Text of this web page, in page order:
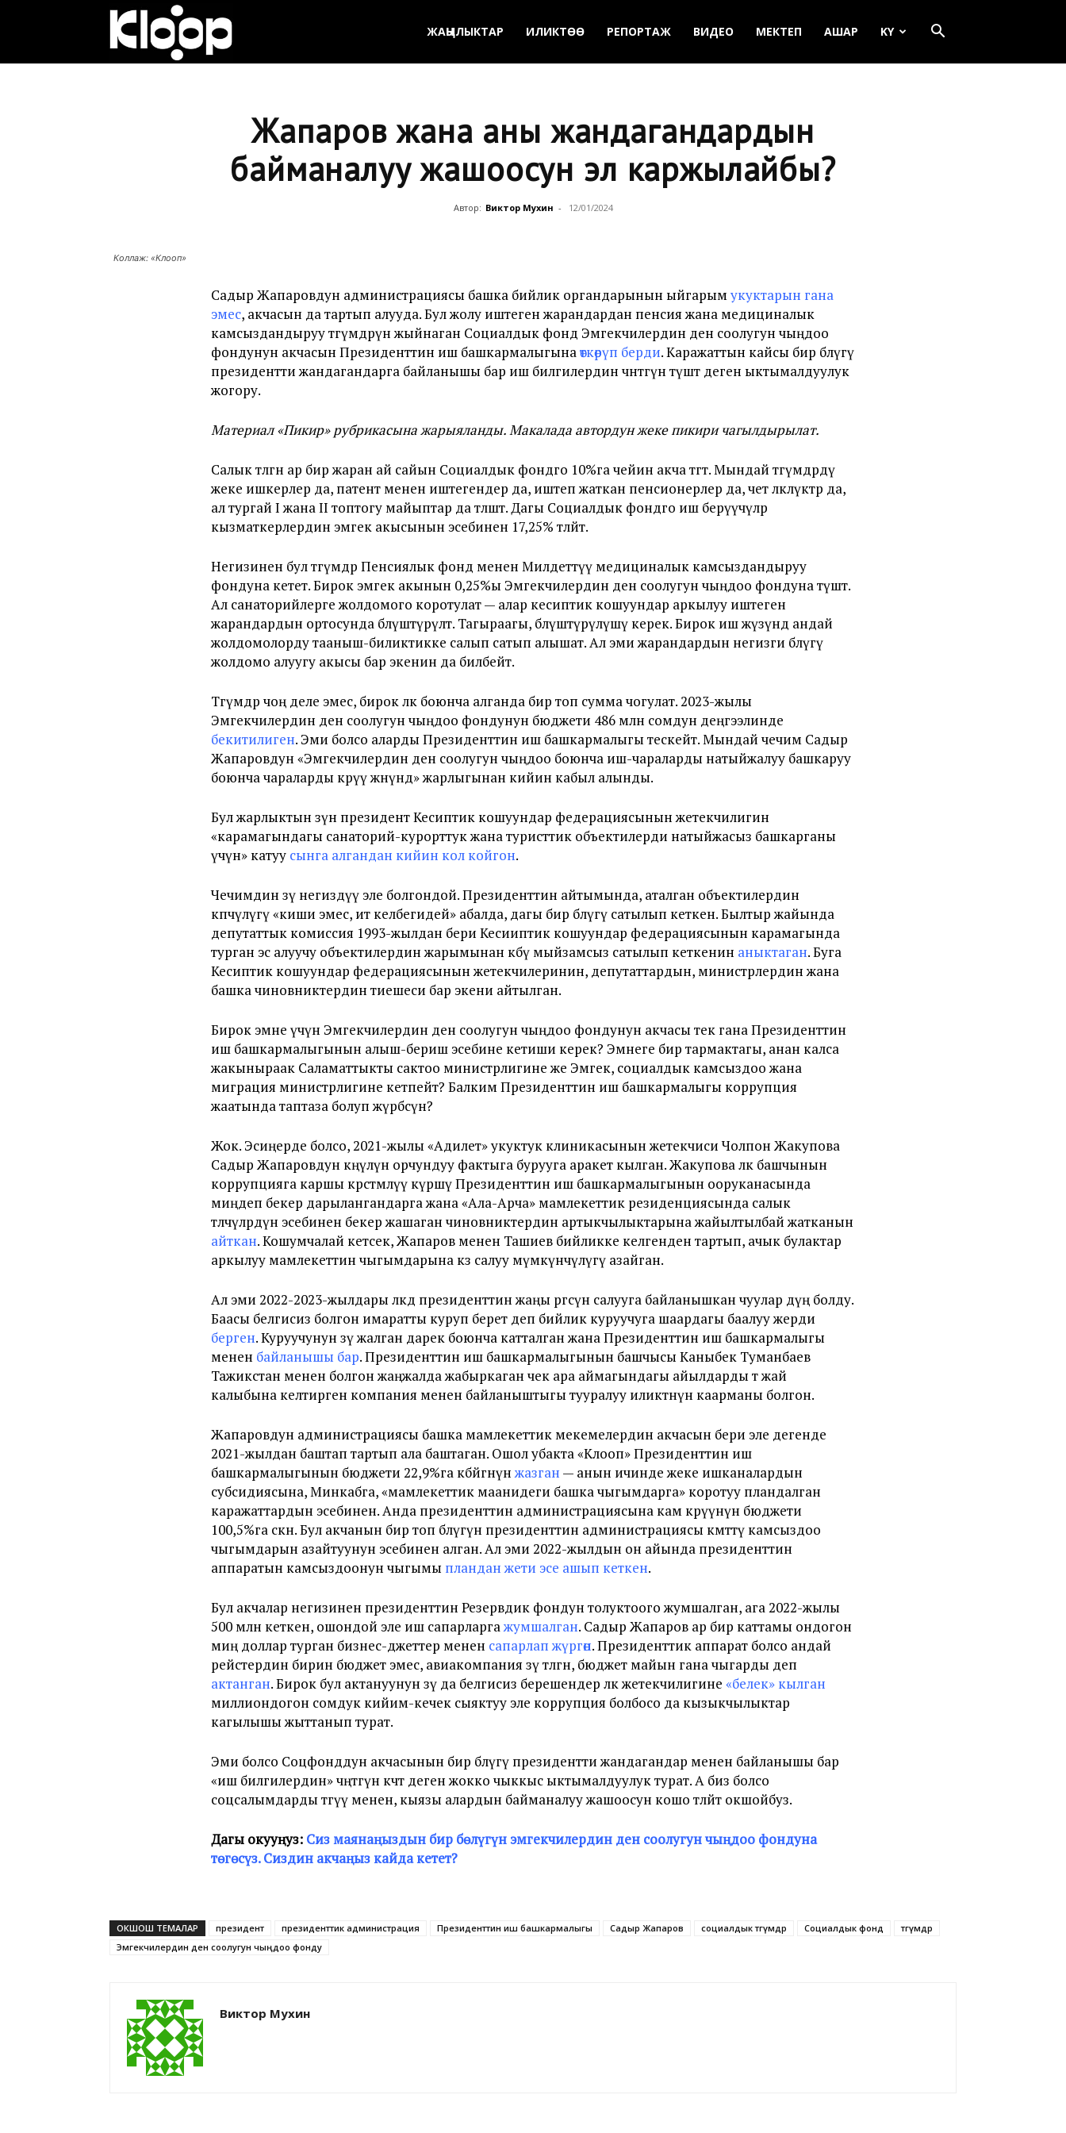
|
ЖАҢЫЛЫКТАР ИЛИКТӨӨ РЕПОРТАЖ ВИДЕО МЕКТЕП АШАР KY
Жапаров жана аны жандагандардын
байманалуу жашоосун эл каржылайбы?
Автор: Виктор Мухин - 12/01/2024
Коллаж: «Клооп»
Садыр Жапаровдун администрациясы башка бийлик органдарынын ыйгарымукуктарын гана
эмес, акчасын да тартып алууда. Бул жолу иштеген жарандардан пенсия жана медициналык
камсыздандыруу төгүмдөрүн жыйнаган Социалдык фонд Эмгекчилердин ден соолугун чыңдоо
фондунун акчасын Президенттин иш башкармалыгынаөткөрүп берди. Каражаттын кайсы бир бөлүгү
президентти жандагандарга байланышы бар иш билгилердин чөнтөгүнө түшөт деген ыктымалдуулук
жогору.
Материал «Пикир» рубрикасына жарыяланды. Макалада автордун жеке пикири чагылдырылат.
Салык төлөгөн ар бир жаран ай сайын Социалдык фондго 10%га чейин акча төгөт. Мындай төгүмдөрдү
жеке ишкерлер да, патент менен иштегендер да, иштеп жаткан пенсионерлер да, чет өлкөлүктөр да,
ал тургай I жана II топтогу майыптар да төлөшөт. Дагы Социалдык фондго иш берүүчүлөр
кызматкерлердин эмгек акысынын эсебинен 17,25% төлөйт.
Негизинен бул төгүмдөр Пенсиялык фонд менен Милдеттүү медициналык камсыздандыруу
фондуна кетет. Бирок эмгек акынын 0,25%ы Эмгекчилердин ден соолугун чыңдоо фондуна түшөт.
Ал санаторийлерге жолдомого коротулат — алар кесиптик кошуундар аркылуу иштеген
жарандардын ортосунда бөлүштүрүлөт. Тагыраагы, бөлүштүрүлүшү керек. Бирок иш жүзүндө андай
жолдомолорду тааныш-биликтикке салып сатып алышат. Ал эми жарандардын негизги бөлүгү
жолдомо алуугу акысы бар экенин да билбейт.
Төгүмдөр чоң деле эмес, бирок өлкө боюнча алганда бир топ сумма чогулат. 2023-жылы
Эмгекчилердин ден соолугун чыңдоо фондунун бюджети 486 млн сомдун деңгээлинде
бекитилиген. Эми болсо аларды Президенттин иш башкармалыгы тескейт. Мындай чечим Садыр
Жапаровдун «Эмгекчилердин ден соолугун чыңдоо боюнча иш-чараларды натыйжалуу башкаруу
боюнча чараларды көрүү жөнүндө» жарлыгынан кийин кабыл алынды.
Бул жарлыктын өзүнө президент Кесиптик кошуундар федерациясынын жетекчилигин
«карамагындагы санаторий-курорттук жана туристтик объектилерди натыйжасыз башкарганы
үчүн» катуу сынга алгандан кийин кол койгон.
Чечимдин өзү негиздүү эле болгондой. Президенттин айтымында, аталган объектилердин
көпчүлүгү «киши эмес, ит келбегидей» абалда, дагы бир бөлүгү сатылып кеткен. Былтыр жайында
депутаттык комиссия 1993-жылдан бери Кесииптик кошуундар федерациясынын карамагында
турган эс алуучу объектилердин жарымынан көбү мыйзамсыз сатылып кеткенин аныктаган. Буга
Кесиптик кошуундар федерациясынын жетекчилеринин, депутаттардын, министрлердин жана
башка чиновниктердин тиешеси бар экени айтылган.
Бирок эмне үчүн Эмгекчилердин ден соолугун чыңдоо фондунун акчасы тек ганаПрезиденттин
иш башкармалыгынын алыш-бериш эсебине кетиши керек? Эмнеге бир тармактагы, анан калса
жакыныраак Саламаттыкты сактоо министрлигине же Эмгек, социалдык камсыздоо жана
миграция министрлигине кетпейт? Балким Президенттин иш башкармалыгы коррупция
жаатында таптаза болуп жүрбөсүн?
Жок. Эсиңерде болсо, 2021-жылы «Адилет» укуктук клиникасынын жетекчиси Чолпон Жакупова
Садыр Жапаровдун көңүлүн орчундуу фактыга бурууга аракет кылган. Жакупова өлкө башчынын
коррупцияга каршы көрсөтмөлүү күрөшү Президенттин иш башкармалыгынын ооруканасында
миңдеп бекер дарылангандарга жана «Ала-Арча» мамлекеттик резиденциясында салык
төлөөчүлөрдүн эсебинен бекер жашаган чиновниктердин артыкчылыктарына жайылтылбай жатканын
айткан. Кошумчалай кетсек, Жапаров менен Ташиев бийликке келгенден тартып, ачык булактар
аркылуу мамлекеттин чыгымдарына көз салуу мүмкүнчүлүгү азайган.
Ал эми 2022-2023-жылдары өлкөдө президенттин жаңы өргөөсүн салууга байланышкан чуулар дүң болду.
Баасы белгисиз болгон имаратты куруп берет деп бийлик куруучуга шаардагы баалуу жерди
берген. Куруучунун өзү жалган дарек боюнча катталган жана Президенттин иш башкармалыгы
менен байланышы бар. Президенттин иш башкармалыгынын башчысы Каныбек Туманбаев
Тажикстан менен болгон жаңжалда жабыркаган чек ара аймагындагы айылдарды өтө жай
калыбына келтирген компания менен байланыштыгы тууралуу иликтөөнүн каарманы болгон.
Жапаровдун администрациясы башка мамлекеттик мекемелердин акчасын бери эле дегенде
2021-жылдан баштап тартып ала баштаган. Ошол убакта «Клооп» Президенттин иш
башкармалыгынын бюджети 22,9%га көбөйгөнүнжазган — анын ичинде жеке ишканалардын
субсидиясына, Минкабга, «мамлекеттик маанидеги башка чыгымдарга» коротуу пландалган
каражаттардын эсебинен. Анда президенттин администрациясына кам көрүүнүн бюджети
100,5%га өскөн. Бул акчанын бир топ бөлүгүн президенттин администрациясы өкмөттү камсыздоо
чыгымдарын азайтуунун эсебинен алган. Ал эми 2022-жылдын он айында президенттин
аппаратын камсыздоонун чыгымы пландан жети эсе ашып кеткен.
Бул акчалар негизинен президенттин Резервдик фондун толуктоого жумшалган, ага 2022-жылы
500 млн кеткен, ошондой эле иш сапарларгажумшалган. Садыр Жапаров ар бир каттамы ондогон
миң доллар турган бизнес-джеттер менен сапарлап жүргөн. Президенттик аппарат болсо андай
рейстердин бирин бюджет эмес, авиакомпания өзү төлөгөн, бюджет майын гана чыгарды деп
актанган. Бирок бул актануунун өзү да белгисиз берешендер өлкө жетекчилигине«белек» кылган
миллиондогон сомдук кийим-кечек сыяктуу эле коррупция болбосо да кызыкчылыктар
кагылышы жыттанып турат.
Эми болсо Соцфонддун акчасынын бир бөлүгү президентти жандагандар менен байланышы бар
«иш билгилердин» чөңтөгүнө көчөт деген жокко чыккыс ыктымалдуулук турат. А биз болсо
соцсалымдарды төгүү менен, кыязы алардын байманалуу жашоосун кошо төлөйт окшойбуз.
Дагы окууңуз: Сиз маянаңыздын бир бөлүгүн эмгекчилердин ден соолугун чыңдоо фондуна
төгөсүз. Сиздин акчаңыз кайда кетет?
ОКШОШ ТЕМАЛАР президент президенттик администрация Президенттин иш башкармалыгы Садыр Жапаров социалдык төгүмдөр Социалдык фонд
төгүмдөр
Эмгекчилердин ден соолугун чыңдоо фонду
Виктор Мухин